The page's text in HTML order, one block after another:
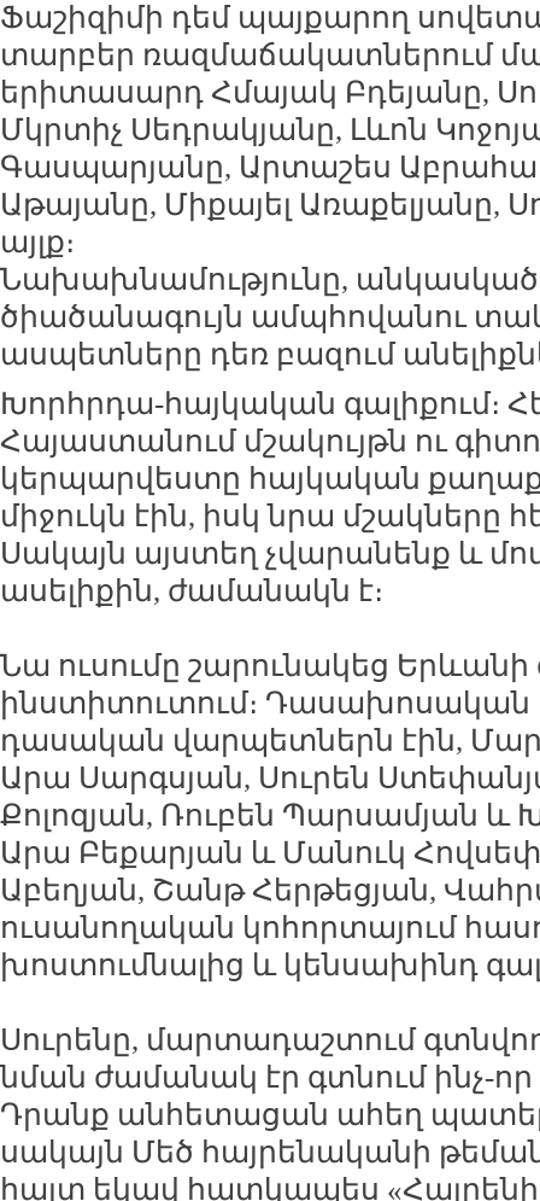
Ֆաշիզիմի դեմ պայքարող
տարբեր ռազմաճակատներում
երիտասարդ Հմայակ Բդեյանը,
Մկրտիչ Սեդրակյանը, Լևոն
Գասպարյանը, Արտաշես
Աթայանը, Միքայել Առաքելյանը,
այլք։
Նախախնամությունը, անկասկած
ծիածանագույն ամպհովանու
ասպետները դեռ բազում
Խորհրդա-հայկական գալիքում։
Հայաստանում մշակույթն ու
կերպարվեստը հայկական
միջուկն էին, իսկ նրա մշակները
Սակայն այստեղ չվարանենք և
ասելիքին, ժամանակն է։
Նա ուսումը շարունակեց
ինստիտուտում։ Դասախոսական
դասական վարպետներն էին,
Արա Սարգսյան, Սուրեն
Քոլոզյան, Ռուբեն Պարսամյան և
Արա Բեքարյան և Մանուկ
Աբեղյան, Շանթ Հերթեցյան,
ուսանողական կոհորտայում
խոստումնալից և կենսախինդ
Սուրենը, մարտադաշտում գտնվող
նման ժամանակ էր գտնում ինչ-որ
Դրանք անհետացան ահեղ
սակայն Մեծ հայրենականի
հայտ եկավ հատկապես «Հայրենի